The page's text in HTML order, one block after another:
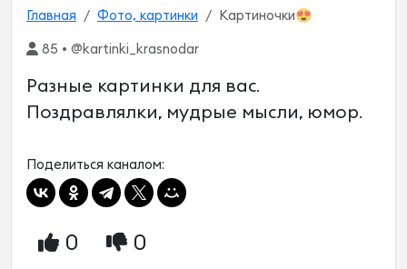
Главная Фото, картинки Картиночки😍
85 • @kartinki_krasnodar
Разные картинки для вас.
Поздравлялки, мудрые мысли, юмор.
Поделиться каналом:
0 0